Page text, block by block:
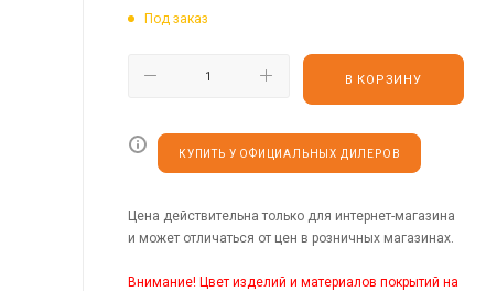
Под заказ
В КОРЗИНУ
КУПИТЬ У ОФИЦИАЛЬНЫХ ДИЛЕРОВ
Цена действительна только для интернет-магазина
и может отличаться от цен в розничных магазинах.
Внимание! Цвет изделий и материалов покрытий на